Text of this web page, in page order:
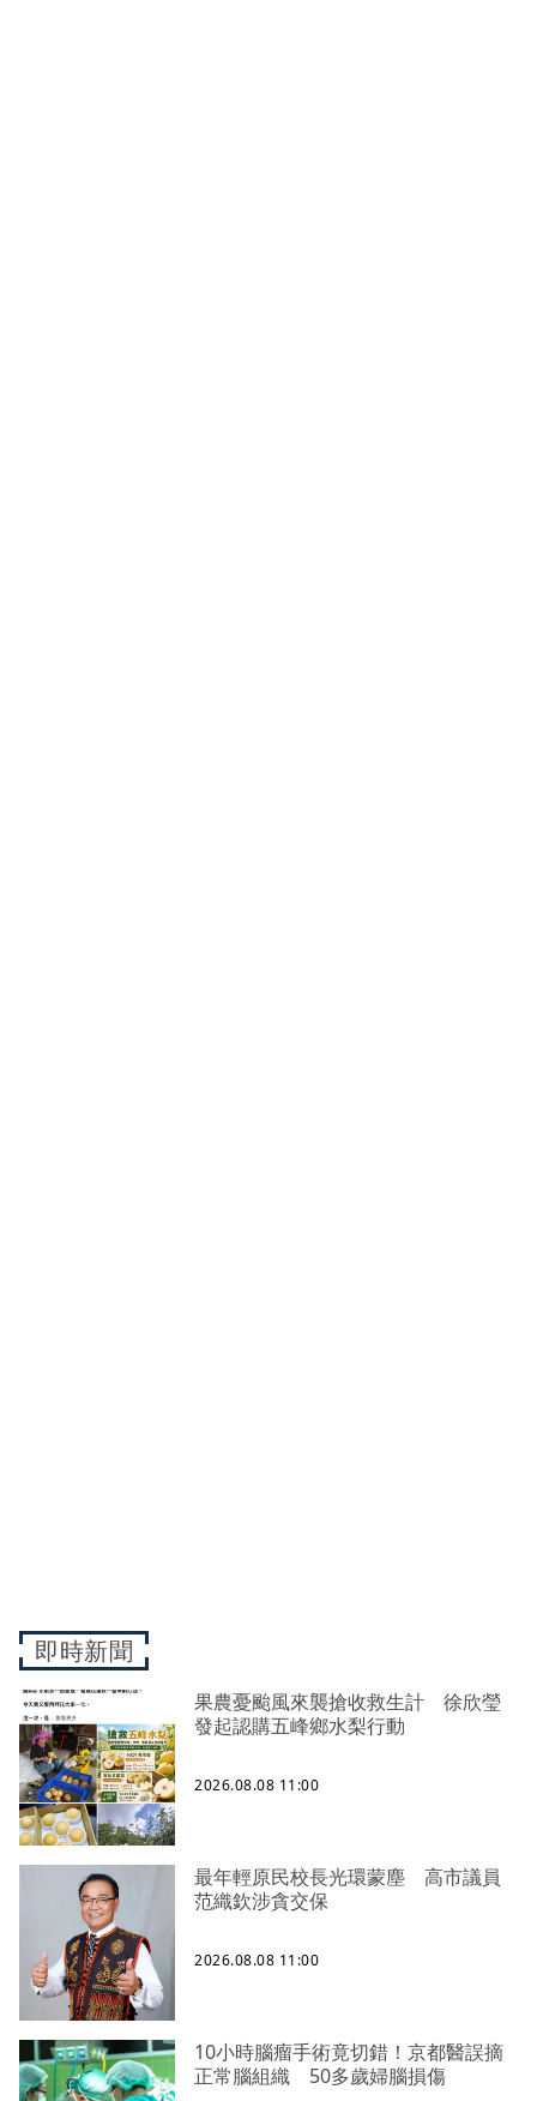
即時新聞
果農憂颱風來襲搶收救生計 徐欣瑩
發起認購五峰鄉水梨行動
2026.08.08 11:00
最年輕原民校長光環蒙塵 高市議員
范織欽涉貪交保
2026.08.08 11:00
10小時腦瘤手術竟切錯！京都醫誤摘
正常腦組織 50多歲婦腦損傷